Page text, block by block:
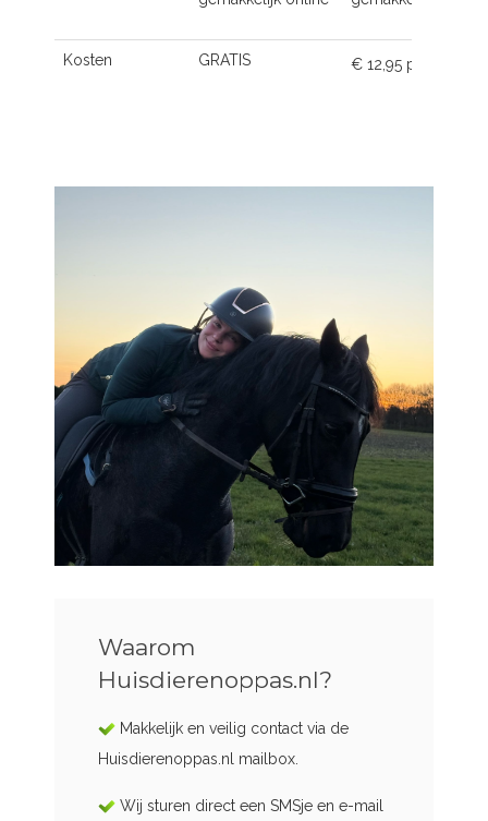
Kosten GRATIS € 12,95 p.m.
Waarom
Huisdierenoppas.nl?
Makkelijk en veilig contact via de
Huisdierenoppas.nl mailbox.
Wij sturen direct een SMSje en e-mail